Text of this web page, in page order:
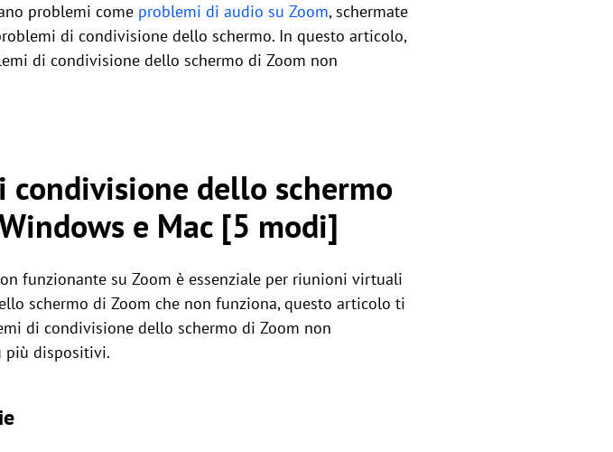
problemi come problemi di audio su Zoom, schermate
di condivisione dello schermo. In questo articolo,
di condivisione dello schermo di Zoom non
dello schermo
e Mac [5 modi]
funzionante su Zoom è essenziale per riunioni virtuali
schermo di Zoom che non funziona, questo articolo ti
di condivisione dello schermo di Zoom non
più dispositivi.